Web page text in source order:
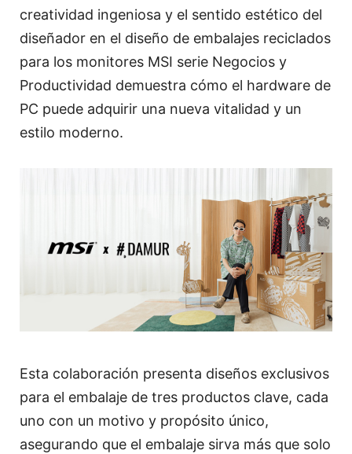
creatividad ingeniosa y el sentido estético del
diseñador en el diseño de embalajes reciclados
para los monitores MSI serie Negocios y
Productividad demuestra cómo el hardware de
PC puede adquirir una nueva vitalidad y un
estilo moderno.
Esta colaboración presenta diseños exclusivos
para el embalaje de tres productos clave, cada
uno con un motivo y propósito único,
asegurando que el embalaje sirva más que solo